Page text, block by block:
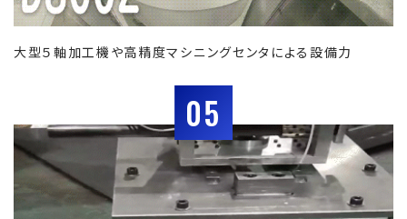
大型５軸加工機や高精度マシニングセンタによる設備力
05